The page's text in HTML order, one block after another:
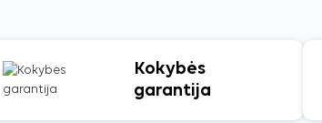
Kokybės
garantija